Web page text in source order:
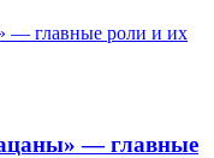
— главные